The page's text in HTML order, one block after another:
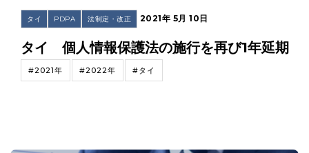
タイ PDPA 法制定・改正 2021年 5月 10日
タイ 個人情報保護法の施行を再び1年延期
#2021年 #2022年 #タイ